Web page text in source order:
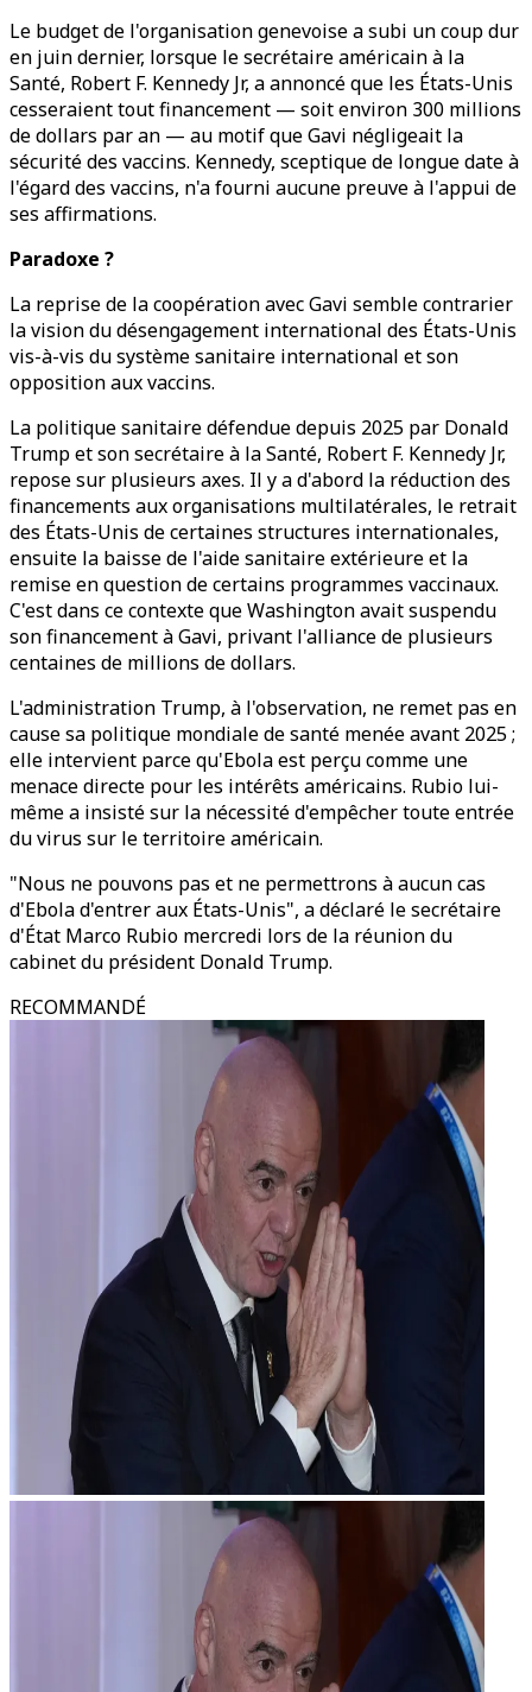
Le budget de l'organisation genevoise a subi un coup dur
en juin dernier, lorsque le secrétaire américain à la
Santé, Robert F. Kennedy Jr, a annoncé que les États-Unis
cesseraient tout financement — soit environ 300 millions
de dollars par an — au motif que Gavi négligeait la
sécurité des vaccins. Kennedy, sceptique de longue date à
l'égard des vaccins, n'a fourni aucune preuve à l'appui de
ses affirmations.
Paradoxe ?
La reprise de la coopération avec Gavi semble contrarier
la vision du désengagement international des États-Unis
vis-à-vis du système sanitaire international et son
opposition aux vaccins.
La politique sanitaire défendue depuis 2025 par Donald
Trump et son secrétaire à la Santé, Robert F. Kennedy Jr,
repose sur plusieurs axes. Il y a d'abord la réduction des
financements aux organisations multilatérales, le retrait
des États-Unis de certaines structures internationales,
ensuite la baisse de l'aide sanitaire extérieure et la
remise en question de certains programmes vaccinaux.
C'est dans ce contexte que Washington avait suspendu
son financement à Gavi, privant l'alliance de plusieurs
centaines de millions de dollars.
L'administration Trump, à l'observation, ne remet pas en
cause sa politique mondiale de santé menée avant 2025 ;
elle intervient parce qu'Ebola est perçu comme une
menace directe pour les intérêts américains. Rubio lui-
même a insisté sur la nécessité d'empêcher toute entrée
du virus sur le territoire américain.
"Nous ne pouvons pas et ne permettrons à aucun cas
d'Ebola d'entrer aux États-Unis", a déclaré le secrétaire
d'État Marco Rubio mercredi lors de la réunion du
cabinet du président Donald Trump.
RECOMMANDÉ